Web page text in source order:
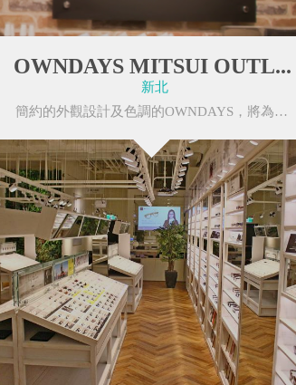
OWNDAYS MITSUI OUTL...
新北
簡約的外觀設計及色調的OWNDAYS，將為各位帶來嶄新門市設計及作業流程。以最好的服務、最新...